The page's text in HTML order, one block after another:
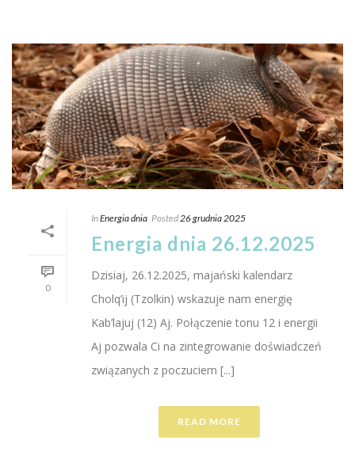
0
InEnergia dnia Posted26 grudnia 2025
Energia dnia 26.12.2025
Dzisiaj, 26.12.2025, majański kalendarz
Cholq’ij (Tzolkin) wskazuje nam energię
Kab’lajuj (12) Aj. Połączenie tonu 12 i energii
Aj pozwala Ci na zintegrowanie doświadczeń
związanych z poczuciem [...]
READ MORE